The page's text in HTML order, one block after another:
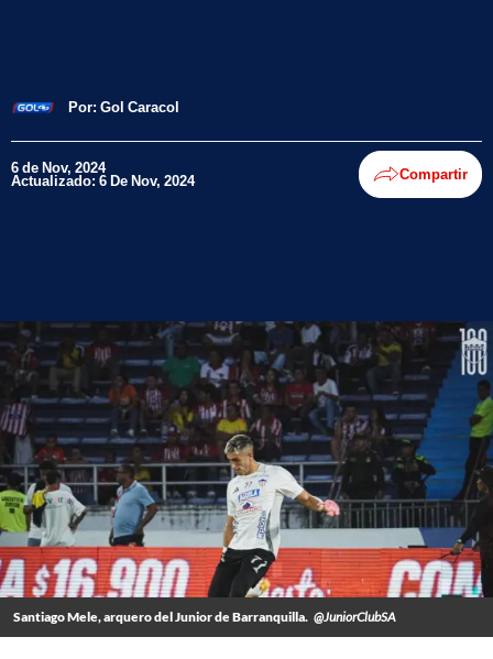
Por: Gol Caracol
6 de Nov, 2024
Actualizado: 6 De Nov, 2024 Compartir
Santiago Mele, arquero del Junior de Barranquilla. @JuniorClubSA